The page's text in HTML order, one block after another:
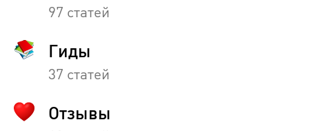
97 статей
Гиды
37 статей
Отзывы